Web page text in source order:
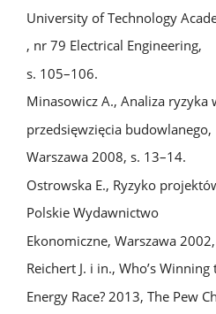
University of Technology
, nr 79 Electrical Engineering,
s. 105–106.
Minasowicz A., Analiza
przedsięwzięcia budowlanego,
Warszawa 2008, s. 13–14.
Ostrowska E., Ryzyko
Polskie Wydawnictwo
Ekonomiczne, Warszawa
Reichert J. i in., Who’s Winning
Energy Race? 2013, The Pew